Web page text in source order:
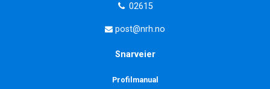
02615
post@nrh.no
Snarveier
Profilmanual